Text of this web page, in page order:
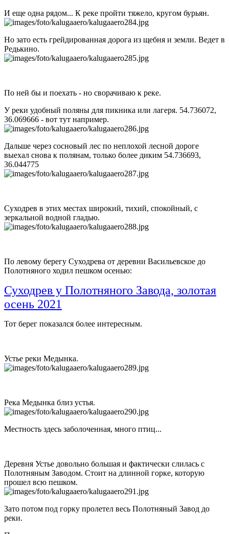
И еще одна рядом... К реке пройти тяжело, кругом бурьян.
Но зато есть грейдированная дорога из щебня и земли. Ведет в
Редькино.
По ней бы и поехать - но сворачиваю к реке.
У реки удобный поляны для пикника или лагеря. 54.736072,
36.069666 - вот тут например.
Дальше через сосновый лес по неплохой лесной дороге
выехал снова к полянам, только более диким 54.736693,
36.044775
Суходрев в этих местах широкий, тихий, спокойный, с
зеркальной водной гладью.
По левому берегу Суходрева от деревни Васильевское до
Полотняного ходил пешком осенью:
Суходрев у Полотняного Завода, золотая
осень 2021
Тот берег показался более интересным.
Устье реки Медынка.
Река Медынка близ устья.
Местность здесь заболоченная, много птиц...
Деревня Устье довольно большая и фактически слилась с
Полотняным Заводом. Стоит на длинной горке, которую
прошел всю пешком.
Зато потом под горку пролетел весь Полотняный Завод до
реки.